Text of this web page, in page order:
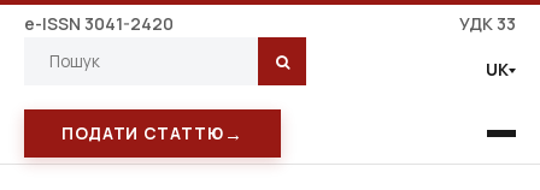
e-ISSN 3041-2420 УДК 33
UK
ПОДАТИ СТАТТЮ →